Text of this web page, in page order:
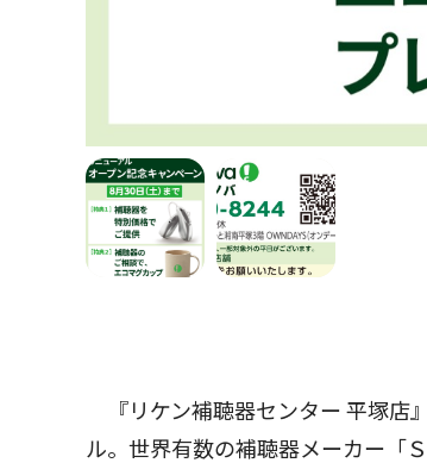
『リケン補聴器センター 平塚店
ル。世界有数の補聴器メーカー「